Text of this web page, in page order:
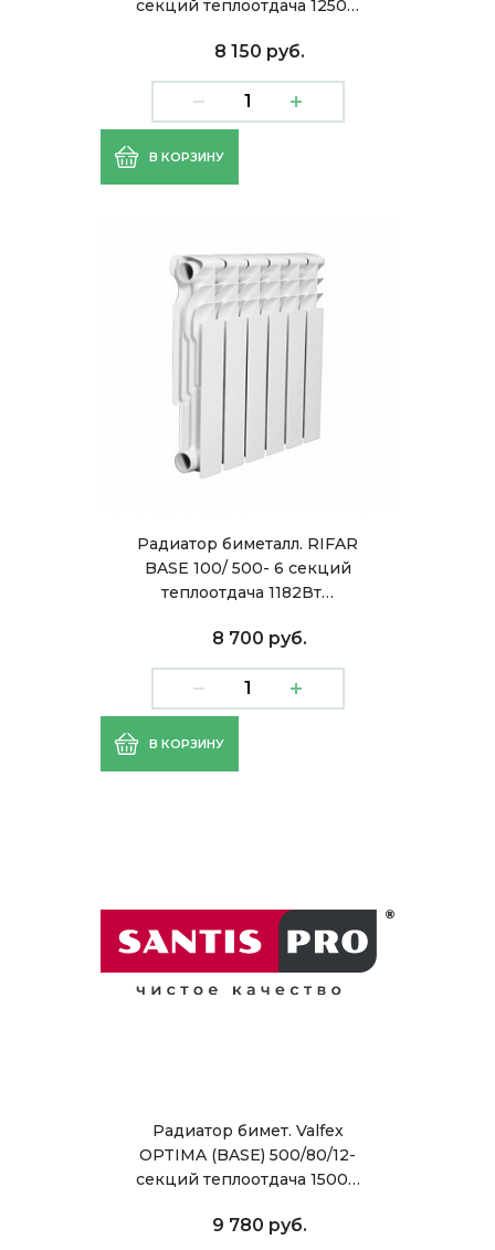
секций теплоотдача 1250…
8 150 руб.
В КОРЗИНУ
Радиатор биметалл. RIFAR
BASE 100/ 500- 6 секций
теплоотдача 1182Вт…
8 700 руб.
В КОРЗИНУ
Радиатор бимет. Valfex
OPTIMA (BASE) 500/80/12-
секций теплоотдача 1500…
9 780 руб.